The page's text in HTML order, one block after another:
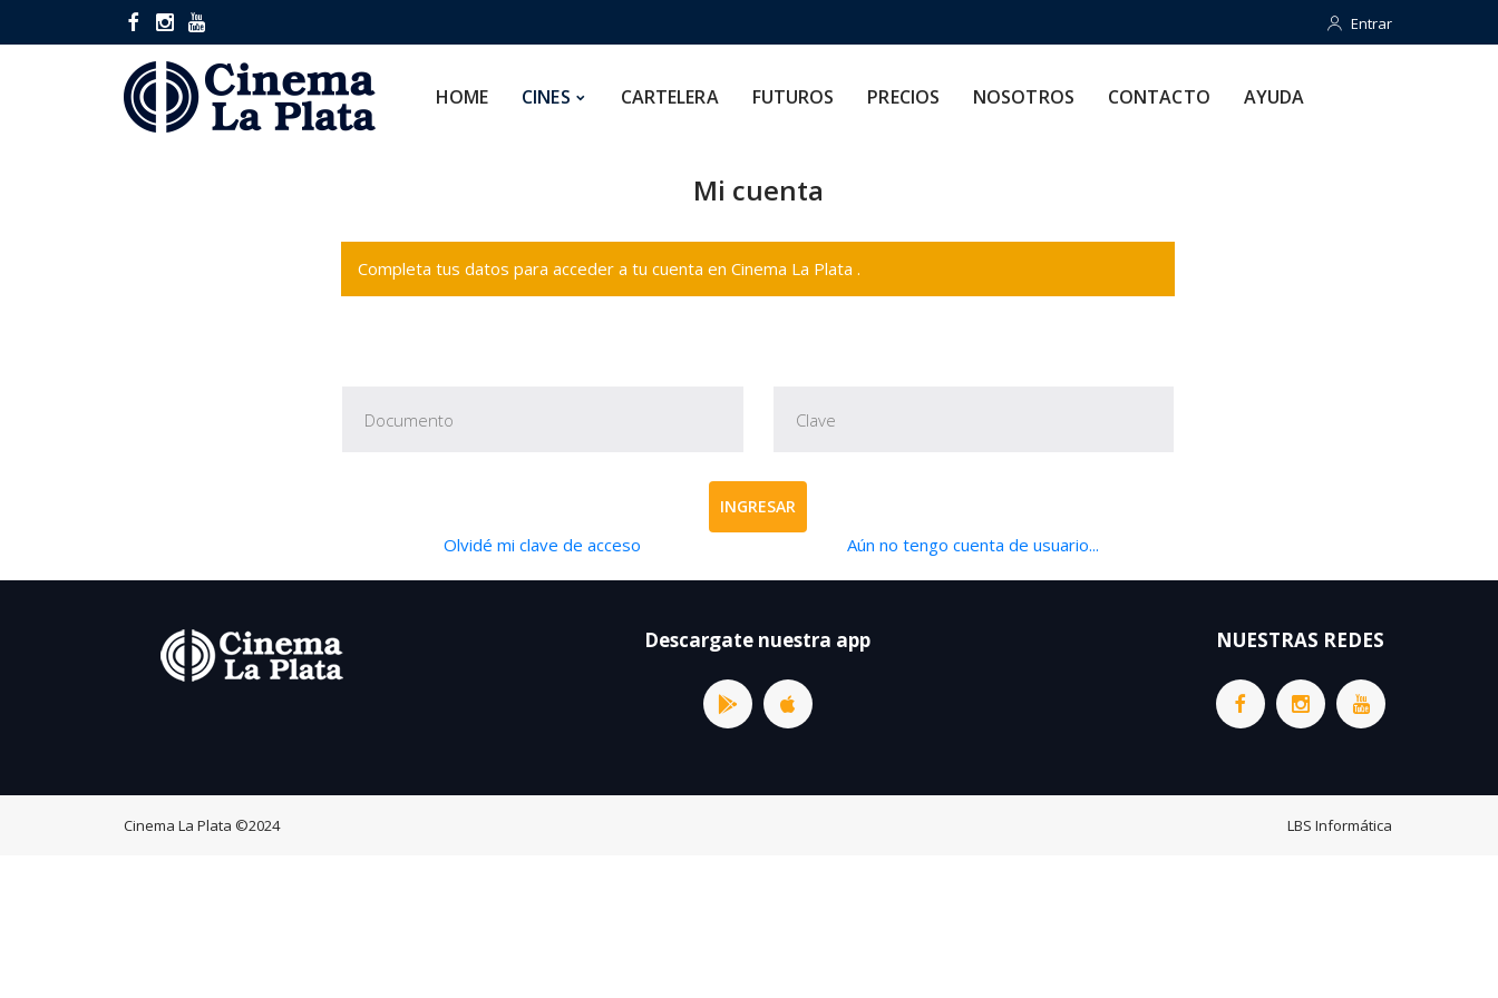
Entrar
Entrar
HOME CINES CARTELERA FUTUROS PRECIOS NOSOTROS CONTACTO AYUDA
Mi cuenta
Completa tus datos para acceder a tu cuenta en Cinema La Plata .
INGRESAR
Olvidé mi clave de acceso Aún no tengo cuenta de usuario...
Descargate nuestra app NUESTRAS REDES
Cinema La Plata ©2024 LBS Informática